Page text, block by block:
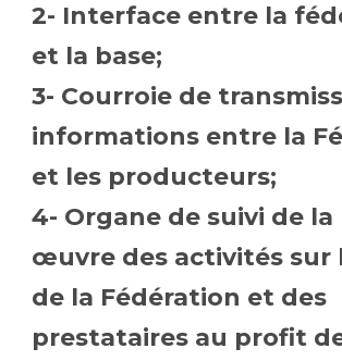
2- Interface entre la
et la base;
3- Courroie de
informations entre la
et les producteurs;
4- Organe de suivi de la
œuvre des activités sur
de la Fédération et des
prestataires au profit